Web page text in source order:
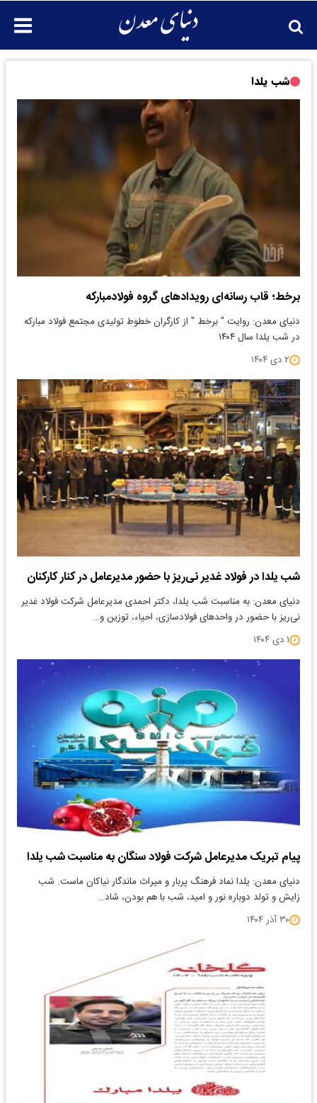
شب یلدا
برخط؛ قاب رسانه‌ای رویدادهای گروه فولادمبارکه
دنیای معدن: روایت " برخط " از کارگران خطوط تولیدی مجتمع فولاد مبارکه
در شب یلدا سال ۱۴۰۴
۲ دی ۱۴۰۴
شب یلدا در فولاد غدیر نی‌ریز با حضور مدیرعامل در کنار کارکنان
دنیای معدن: به مناسبت شب یلدا، دکتر احمدی مدیرعامل شرکت فولاد غدیر
نی‌ریز با حضور در واحدهای فولادسازی، احیاء، توزین و…
۱ دی ۱۴۰۴
پیام تبریک مدیرعامل شرکت فولاد سنگان به مناسبت شب یلدا
دنیای معدن: یلدا نماد فرهنگ پربار و میراث ماندگار نیاکان ماست. شب
زایش و‌ تولد دوباره نور و امید، شب با هم بودن، شاد…
۳۰ آذر ۱۴۰۴